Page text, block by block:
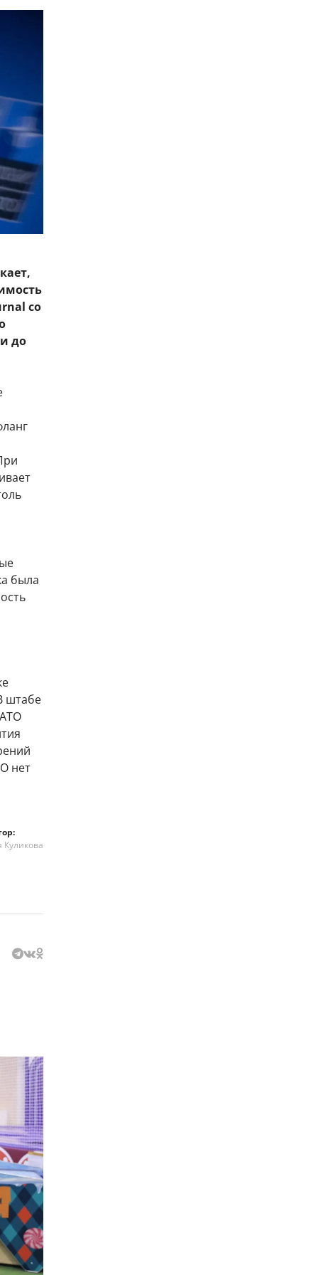
со
до
была
штабе
нет
Куликова